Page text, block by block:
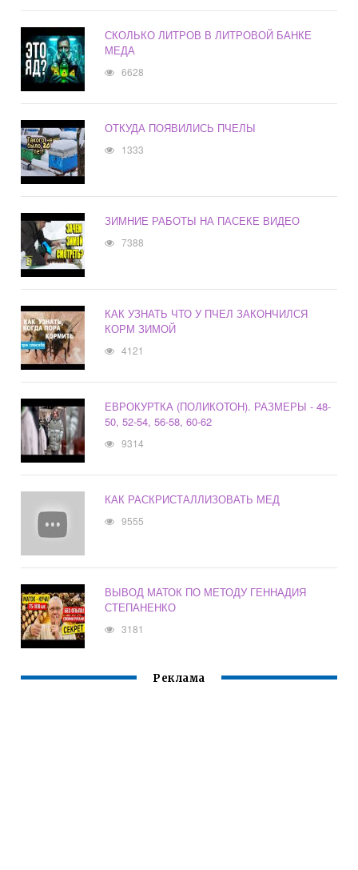
СКОЛЬКО ЛИТРОВ В ЛИТРОВОЙ БАНКЕ
МЕДА
6628
ОТКУДА ПОЯВИЛИСЬ ПЧЕЛЫ
1333
ЗИМНИЕ РАБОТЫ НА ПАСЕКЕ ВИДЕО
7388
КАК УЗНАТЬ ЧТО У ПЧЕЛ ЗАКОНЧИЛСЯ
КОРМ ЗИМОЙ
4121
ЕВРОКУРТКА (ПОЛИКОТОН). РАЗМЕРЫ - 48-
50, 52-54, 56-58, 60-62
9314
КАК РАСКРИСТАЛЛИЗОВАТЬ МЕД
9555
ВЫВОД МАТОК ПО МЕТОДУ ГЕННАДИЯ
СТЕПАНЕНКО
3181
Реклама